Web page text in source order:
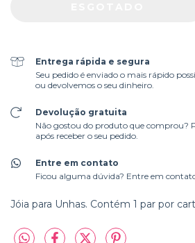
Entrega rápida e segura
Seu pedido é enviado o mais rápido
ou devolvemos o seu dinheiro.
Devolução gratuita
Não gostou do produto que comprou?
após receber o seu pedido.
Entre em contato
Ficou alguma dúvida? Entre em
Jóia para Unhas. Contém 1 par por